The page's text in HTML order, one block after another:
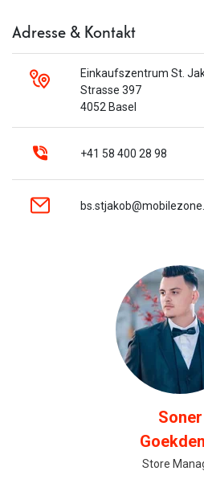
Adresse & Kontakt
Einkaufszentrum St.
Strasse 397
4052 Basel
+41 58 400 28 98
Soner
Store